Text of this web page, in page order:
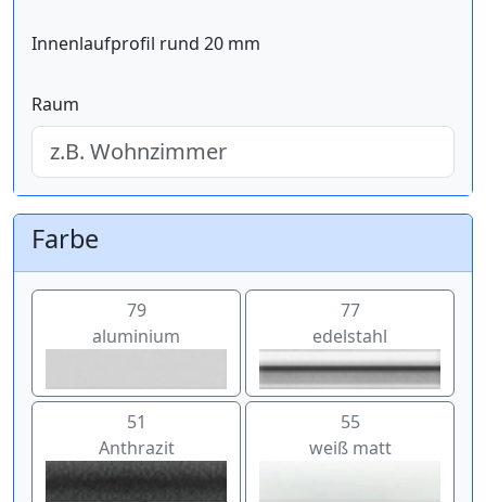
Innenlaufprofil rund 20 mm
Raum
Farbe
79
aluminium
77
edelstahl
51
Anthrazit
55
weiß matt